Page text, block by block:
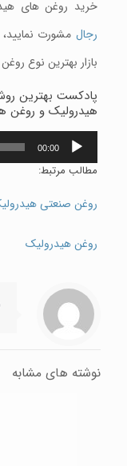
خرید روغن های
رجالمشورت نمایید،
بازار بهترین نوع
پادکست بهترین
هيدروليک و روغن
00:00
مطالب مرتبط:
روغن صنعتی
روغن هیدرولیک
نوشته های مشابه